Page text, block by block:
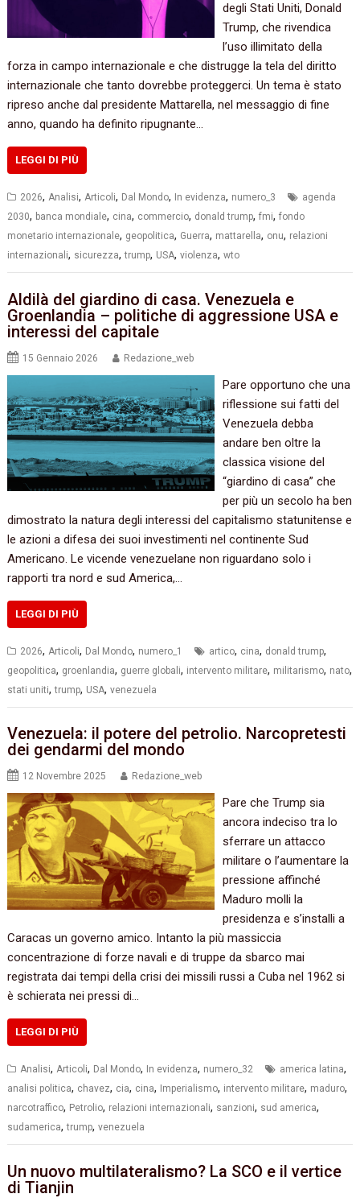
degli Stati Uniti, Donald
Trump, che rivendica
l’uso illimitato della
forza in campo internazionale e che distrugge la tela del diritto
internazionale che tanto dovrebbe proteggerci. Un tema è stato
ripreso anche dal presidente Mattarella, nel messaggio di fine
anno, quando ha definito ripugnante…
LEGGI DI PIÙ
2026,Analisi,Articoli, Dal Mondo, In evidenza, numero_3
agenda
2030, banca mondiale, cina, commercio, donald trump,fmi,fondo
monetario internazionale, geopolitica, Guerra, mattarella, onu, relazioni
internazionali, sicurezza,trump, USA,violenza,wto
Aldilà del giardino di casa. Venezuela e
Groenlandia – politiche di aggressione USA e
interessi del capitale
15 Gennaio 2026 Redazione_web
Pare opportuno che una
riflessione sui fatti del
Venezuela debba
andare ben oltre la
classica visione del
“giardino di casa” che
per più un secolo ha ben
dimostrato la natura degli interessi del capitalismo statunitense e
le azioni a difesa dei suoi investimenti nel continente Sud
Americano. Le vicende venezuelane non riguardano solo i
rapporti tra nord e sud America,…
LEGGI DI PIÙ
2026, Articoli, Dal Mondo, numero_1 artico, cina, donald trump,
geopolitica, groenlandia, guerre globali, intervento militare, militarismo, nato,
stati uniti,trump, USA,venezuela
Venezuela: il potere del petrolio. Narcopretesti
dei gendarmi del mondo
12 Novembre 2025 Redazione_web
Pare che Trump sia
ancora indeciso tra lo
sferrare un attacco
militare o l’aumentare la
pressione affinché
Maduro molli la
presidenza e s’installi a
Caracas un governo amico. Intanto la più massiccia
concentrazione di forze navali e di truppe da sbarco mai
registrata dai tempi della crisi dei missili russi a Cuba nel 1962 si
è schierata nei pressi di…
LEGGI DI PIÙ
Analisi,Articoli, Dal Mondo, In evidenza, numero_32 america latina,
analisi politica, chavez, cia, cina, Imperialismo, intervento militare, maduro,
narcotraffico, Petrolio, relazioni internazionali, sanzioni, sud america,
sudamerica,trump,venezuela
Un nuovo multilateralismo? La SCO e il vertice
di Tianjin